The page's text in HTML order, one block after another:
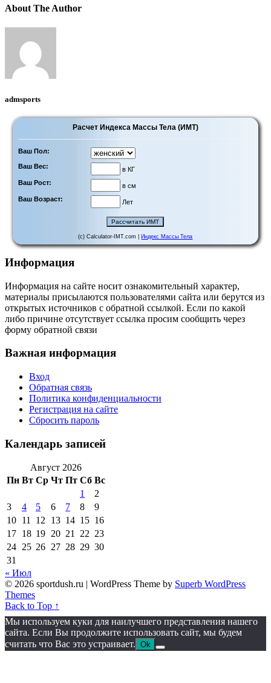
About The Author
admsports
Расчет Индекса Массы Тела (ИМТ)
Ваш Пол:
Ваш Вес:
в КГ
Ваш Рост:
в см
Ваш Возраст:
Лет
(c) Calculator-IMT.com | Индекс Массы Тела
Информация
Информация на сайте носит ознакомительный характер,
материалы присылаются пользователями сайта или берутся из
открытых источников с обратной ссылкой. Если по какой
либо причине отсутствует ссылка просим сообщить через
форму обратной связи
Важная информация
Вход
Обратная связь
Политика конфиденциальности
Регистрация на сайте
Сбросить пароль
Календарь записей
Август 2026
Пн Вт Ср Чт Пт Сб Вс
1
2
3
4 5 6 7 8
9
10 11 12 13 14 15 16
17 18 19 20 21 22 23
24 25 26 27 28 29 30
31
« Июл
© 2026 sportdush.ru | WordPress Theme by Superb WordPress
Themes
Back to Top ↑
Мы используем куки для наилучшего представления нашего
сайта. Если Вы продолжите использовать сайт, мы будем
считать что Вас это устраивает. Ok